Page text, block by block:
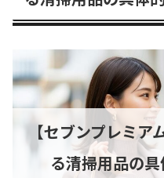
【セブンプレミ
る清掃用品の